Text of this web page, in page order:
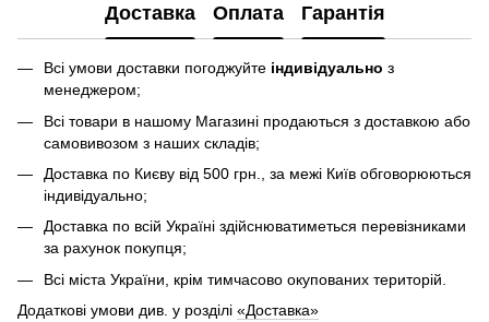
Доставка Оплата Гарантія
Всі умови доставки погоджуйте індивідуально з
менеджером;
Всі товари в нашому Магазині продаються з доставкою або
самовивозом з наших складів;
Доставка по Києву від 500 грн., за межі Київ обговорюються
індивідуально;
Доставка по всій Україні здійснюватиметься перевізниками
за рахунок покупця;
Всі міста України, крім тимчасово окупованих територій.
Додаткові умови див. у розділі «Доставка»